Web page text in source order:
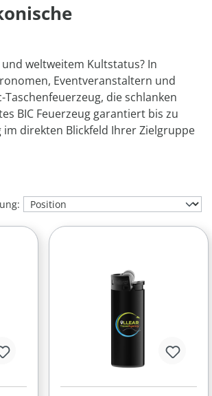
weltweitem Kultstatus? In
Eventveranstaltern und
die schlanken
BIC Feuerzeug garantiert bis zu
direkten Blickfeld Ihrer Zielgruppe